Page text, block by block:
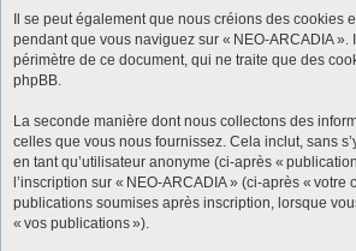
Il se peut également que nous créions des cookies
pendant que vous naviguez sur « NEO-ARCADIA ».
périmètre de ce document, qui ne traite que des
phpBB.
La seconde manière dont nous collectons des
celles que vous nous fournissez. Cela inclut, sans
en tant qu’utilisateur anonyme (ci-après «
l’inscription sur « NEO-ARCADIA » (ci-après « votre
publications soumises après inscription, lorsque
« vos publications »).